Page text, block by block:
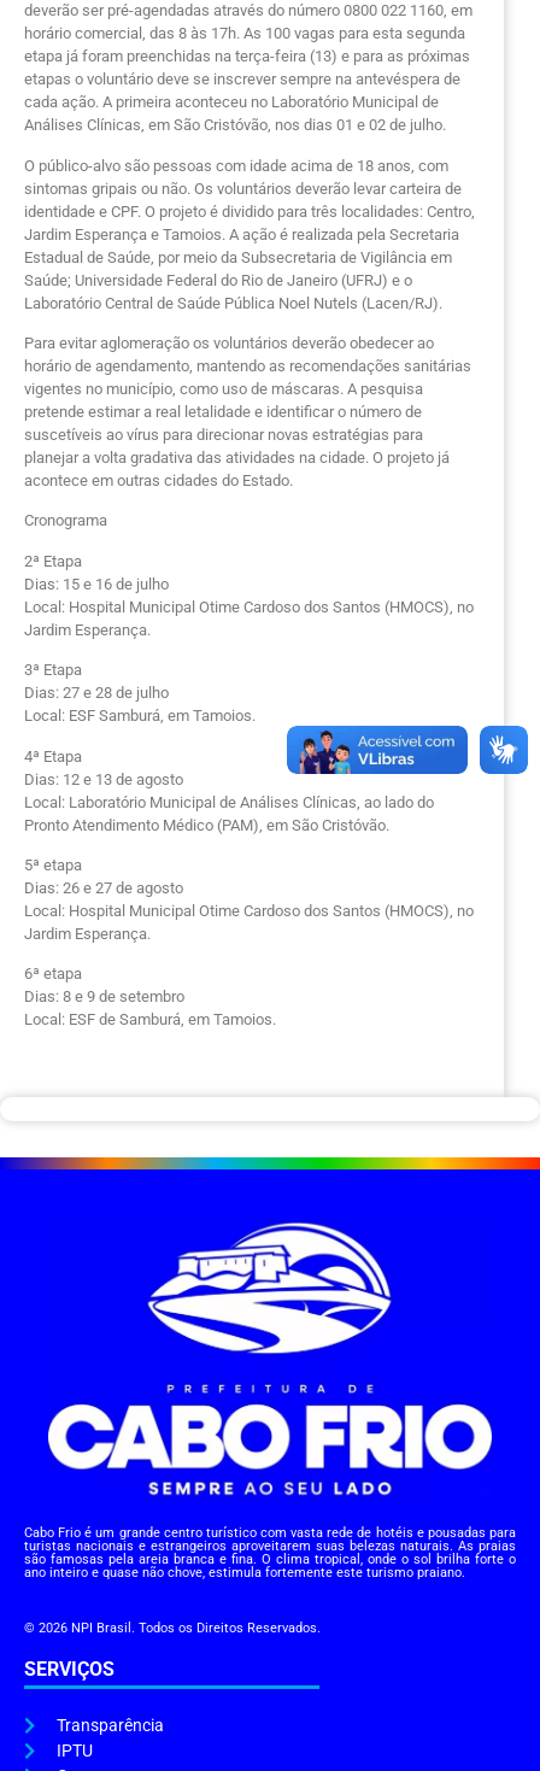
deverão ser pré-agendadas através do número 0800 022 1160, em
horário comercial, das 8 às 17h. As 100 vagas para esta segunda
etapa já foram preenchidas na terça-feira (13) e para as próximas
etapas o voluntário deve se inscrever sempre na antevéspera de
cada ação. A primeira aconteceu no Laboratório Municipal de
Análises Clínicas, em São Cristóvão, nos dias 01 e 02 de julho.
O público-alvo são pessoas com idade acima de 18 anos, com
sintomas gripais ou não. Os voluntários deverão levar carteira de
identidade e CPF. O projeto é dividido para três localidades: Centro,
Jardim Esperança e Tamoios. A ação é realizada pela Secretaria
Estadual de Saúde, por meio da Subsecretaria de Vigilância em
Saúde; Universidade Federal do Rio de Janeiro (UFRJ) e o
Laboratório Central de Saúde Pública Noel Nutels (Lacen/RJ).
Para evitar aglomeração os voluntários deverão obedecer ao
horário de agendamento, mantendo as recomendações sanitárias
vigentes no município, como uso de máscaras. A pesquisa
pretende estimar a real letalidade e identificar o número de
suscetíveis ao vírus para direcionar novas estratégias para
planejar a volta gradativa das atividades na cidade. O projeto já
acontece em outras cidades do Estado.
Cronograma
2ª Etapa
Dias: 15 e 16 de julho
Local: Hospital Municipal Otime Cardoso dos Santos (HMOCS), no
Jardim Esperança.
3ª Etapa
Dias: 27 e 28 de julho
Local: ESF Samburá, em Tamoios.
4ª Etapa
Dias: 12 e 13 de agosto
Local: Laboratório Municipal de Análises Clínicas, ao lado do
Pronto Atendimento Médico (PAM), em São Cristóvão.
5ª etapa
Dias: 26 e 27 de agosto
Local: Hospital Municipal Otime Cardoso dos Santos (HMOCS), no
Jardim Esperança.
6ª etapa
Dias: 8 e 9 de setembro
Local: ESF de Samburá, em Tamoios.
Cabo Frio é um grande centro turístico com vasta rede de hotéis e pousadas para
turistas nacionais e estrangeiros aproveitarem suas belezas naturais. As praias
são famosas pela areia branca e fina. O clima tropical, onde o sol brilha forte o
ano inteiro e quase não chove, estimula fortemente este turismo praiano.
© 2026 NPI Brasil. Todos os Direitos Reservados.
SERVIÇOS
Transparência
IPTU